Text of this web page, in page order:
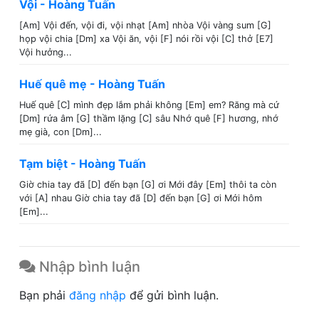
Vội - Hoàng Tuấn
[Am] Vội đến, vội đi, vội nhạt [Am] nhòa Vội vàng sum [G]
họp vội chia [Dm] xa Vội ăn, vội [F] nói rồi vội [C] thở [E7]
Vội hưởng...
Huế quê mẹ - Hoàng Tuấn
Huế quê [C] mình đẹp lắm phải không [Em] em? Răng mà cứ
[Dm] rứa âm [G] thầm lặng [C] sâu Nhớ quê [F] hương, nhớ
mẹ già, con [Dm]...
Tạm biệt - Hoàng Tuấn
Giờ chia tay đã [D] đến bạn [G] ơi Mới đây [Em] thôi ta còn
với [A] nhau Giờ chia tay đã [D] đến bạn [G] ơi Mới hôm
[Em]...
Nhập bình luận
Bạn phải đăng nhập để gửi bình luận.